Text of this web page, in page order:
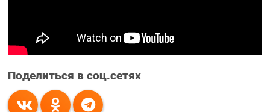
Поделиться в соц.сетях